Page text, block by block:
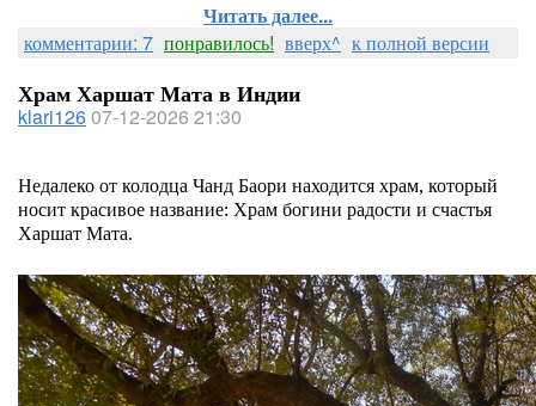
Читать далее...
комментарии: 7 понравилось! вверх^ к полной версии
Храм Харшат Мата в Индии
klari12607-12-2026 21:30
Недалеко от колодца Чанд Баори находится храм, который
носит красивое название: Храм богини радости и счастья
Харшат Мата.